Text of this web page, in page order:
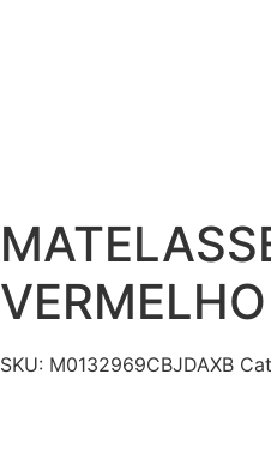
VERMELHO
SKU: M0132969CBJDAXB